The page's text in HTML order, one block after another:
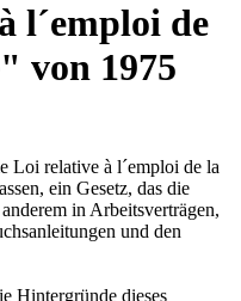
l´emploi de
von 1975
Loi relative à l´emploi de la
ein Gesetz, das die
in Arbeitsverträgen,
und den
Hintergründe dieses